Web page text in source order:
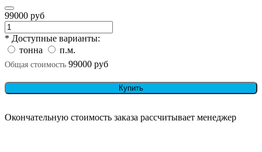
99000 руб
* Доступные варианты:
тонна
п.м.
Общая стоимость 99000 руб
Купить
Окончательную стоимость заказа рассчитывает менеджер